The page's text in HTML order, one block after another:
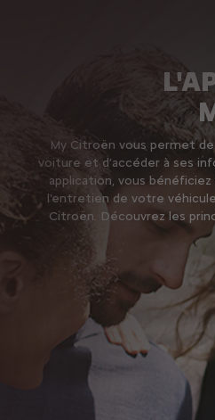
My Citroën vous permet
voiture et d’accéder à ses
application, vous bénéficiez
l'entretien de votre
Citroën. Découvrez les